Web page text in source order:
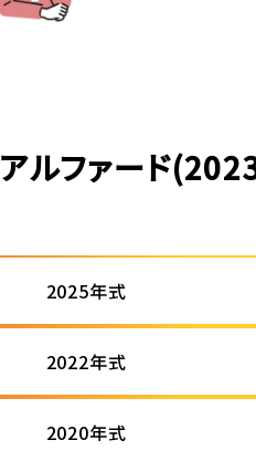
アルファード
2025年式
2022年式
2020年式